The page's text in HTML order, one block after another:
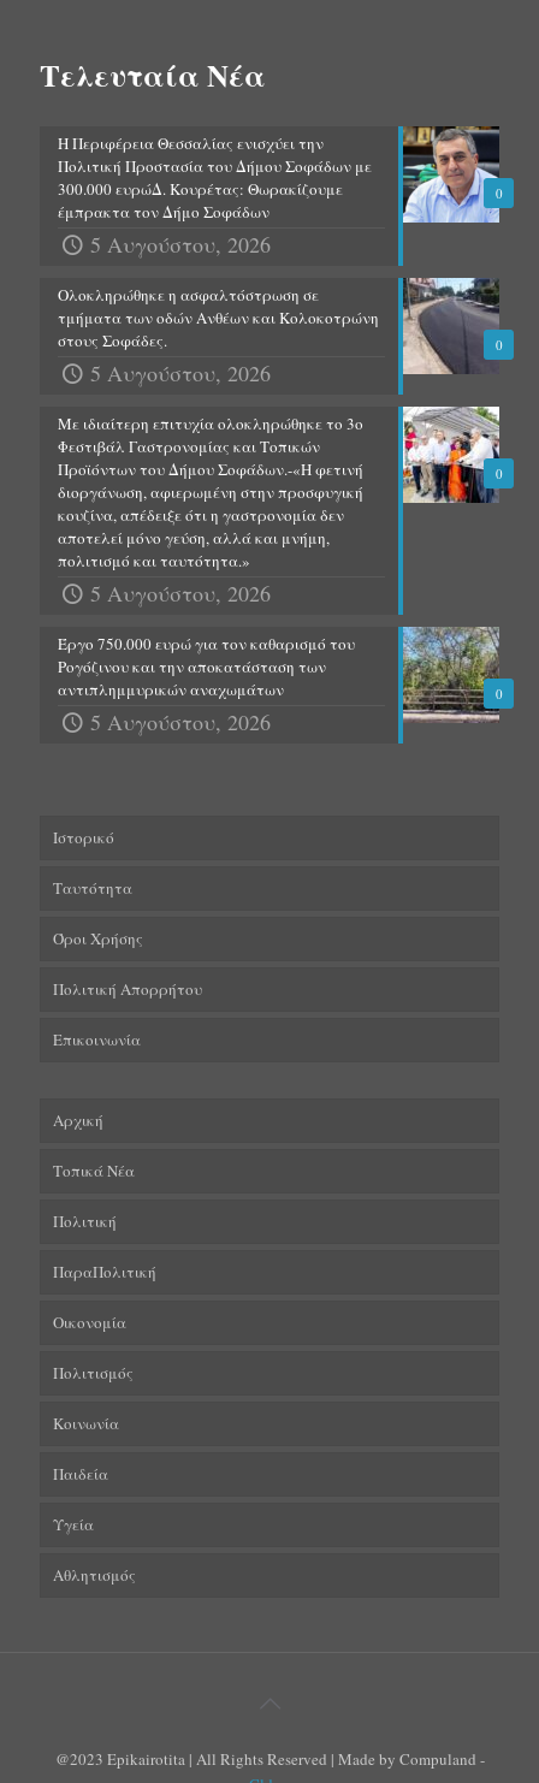
Τελευταία Νέα
0
Η Περιφέρεια Θεσσαλίας ενισχύει την
Πολιτική Προστασία του Δήμου Σοφάδων με
300.000 ευρώΔ. Κουρέτας: Θωρακίζουμε
έμπρακτα τον Δήμο Σοφάδων
5 Αυγούστου, 2026
0
Ολοκληρώθηκε η ασφαλτόστρωση σε
τμήματα των οδών Ανθέων και Κολοκοτρώνη
στους Σοφάδες.
5 Αυγούστου, 2026
0
Με ιδιαίτερη επιτυχία ολοκληρώθηκε το 3ο
Φεστιβάλ Γαστρονομίας και Τοπικών
Προϊόντων του Δήμου Σοφάδων.-«Η φετινή
διοργάνωση, αφιερωμένη στην προσφυγική
κουζίνα, απέδειξε ότι η γαστρονομία δεν
αποτελεί μόνο γεύση, αλλά και μνήμη,
πολιτισμό και ταυτότητα.»
5 Αυγούστου, 2026
0
Έργο 750.000 ευρώ για τον καθαρισμό του
Ρογόζινου και την αποκατάσταση των
αντιπλημμυρικών αναχωμάτων
5 Αυγούστου, 2026
Ιστορικό
Ταυτότητα
Όροι Χρήσης
Πολιτική Απορρήτου
Επικοινωνία
Αρχική
Τοπικά Νέα
Πολιτική
ΠαραΠολιτική
Οικονομία
Πολιτισμός
Κοινωνία
Παιδεία
Υγεία
Αθλητισμός
@2023 Epikairotita | All Rights Reserved | Made by Compuland -